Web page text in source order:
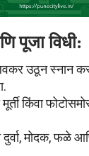
पूजा विधी:
उठून स्नान
किंवा
दुर्वा, मोदक, फळे